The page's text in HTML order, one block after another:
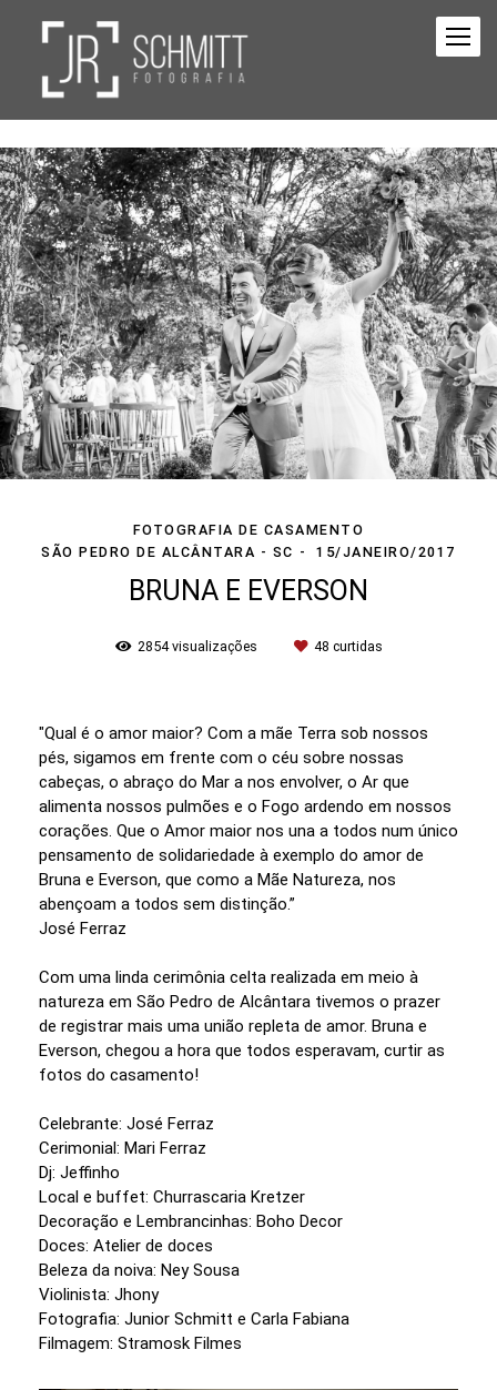
FOTOGRAFIA DE CASAMENTO
SÃO PEDRO DE ALCÂNTARA - SC
15/JANEIRO/2017
BRUNA E EVERSON
2854visualizações 48 curtidas
"Qual é o amor maior? Com a mãe Terra sob nossos
pés, sigamos em frente com o céu sobre nossas
cabeças, o abraço do Mar a nos envolver, o Ar que
alimenta nossos pulmões e o Fogo ardendo em nossos
corações. Que o Amor maior nos una a todos num único
pensamento de solidariedade à exemplo do amor de
Bruna e Everson, que como a Mãe Natureza, nos
abençoam a todos sem distinção.”
José Ferraz
Com uma linda cerimônia celta realizada em meio à
natureza em São Pedro de Alcântara tivemos o prazer
de registrar mais uma união repleta de amor. Bruna e
Everson, chegou a hora que todos esperavam, curtir as
fotos do casamento!
Celebrante: José Ferraz
Cerimonial: Mari Ferraz
Dj: Jeffinho
Local e buffet: Churrascaria Kretzer
Decoração e Lembrancinhas: Boho Decor
Doces: Atelier de doces
Beleza da noiva: Ney Sousa
Violinista: Jhony
Fotografia: Junior Schmitt e Carla Fabiana
Filmagem: Stramosk Filmes